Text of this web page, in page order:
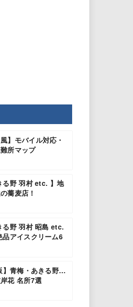
】モバイル対応・
所マップ
る野 羽村 etc. 】地
蕎麦店！
る野 羽村 昭島 etc.
品アイスクリーム6
】青梅・あきる野…
花 名所7選